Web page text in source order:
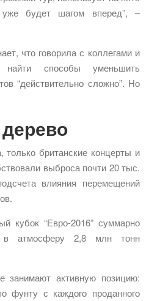
уже будет шагом вперед”, –
что говорила с коллегами и
способы уменьшить
“действительно сложно”. Но
только британские концерты и
выброса почти 20 тыс.
влияния перемещений
кубок “Евро-2016” суммарно
в атмосферу 2,8 млн тонн
занимают активную позицию:
фунту с каждого проданного